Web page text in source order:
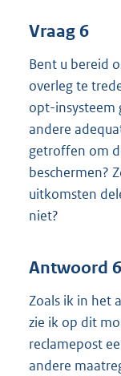
Vraag 6
Bent u bereid
overleg te
opt-insysteem
andere
getroffen om
beschermen?
uitkomsten
niet?
Antwoord 6
Zoals ik in het
zie ik op dit
reclamepost
andere